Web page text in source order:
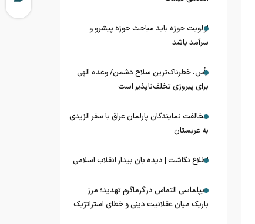
اولویت حوزه باید مباحث حوزه پیشرو و
سرآمد باشد
یأس، خطرناک‌ترین سلاح دشمن/ وعده الهی
برای پیروزی تخلف‌ناپذیر است
مخالفت نمایندگان پارلمان عراق با سفر الزیدی
به عربستان
اطلاع نگاشت | دیده بان بیدار انقلاب اسلامی
دیپلماسی التماس در گرماگرم تهدید؛ مرز
باریک میان عقلانیت دینی و خطای استراتژیک